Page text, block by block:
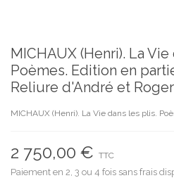
MICHAUX (Henri). La
Poèmes. Edition en
Reliure d'André et
MICHAUX (Henri). La Vie dans les plis.
2 750,00 € TTC
Paiement en 2, 3 ou 4 fois sans frais